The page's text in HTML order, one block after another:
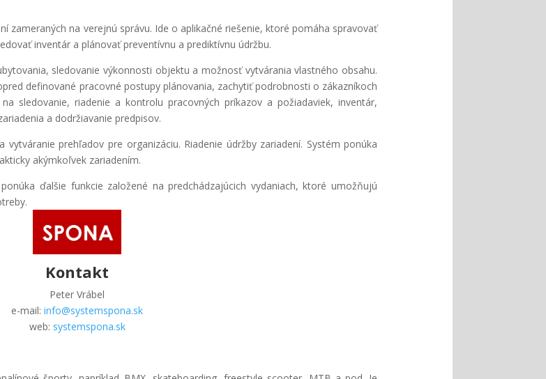
zameraných na verejnú správu. Ide o aplikačné riešenie, ktoré pomáha spravovať
inventár a plánovať preventívnu a prediktívnu údržbu.
sledovanie výkonnosti objektu a možnosť vytvárania vlastného obsahu.
definované pracovné postupy plánovania, zachytiť podrobnosti o zákazníkoch
sledovanie, riadenie a kontrolu pracovných príkazov a požiadaviek, inventár,
a dodržiavanie predpisov.
prehľadov pre organizáciu. Riadenie údržby zariadení. Systém ponúka
akýmkoľvek zariadením.
ďalšie funkcie založené na predchádzajúcich vydaniach, ktoré umožňujú
Kontakt
Peter Vrábel
e-mail:info@systemspona.sk
web: systemspona.sk